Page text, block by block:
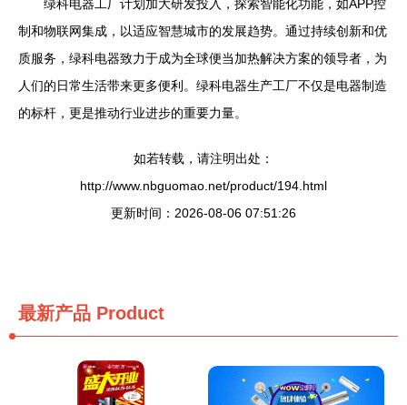
绿科电器工厂计划加大研发投入，探索智能化功能，如APP控
制和物联网集成，以适应智慧城市的发展趋势。通过持续创新和优
质服务，绿科电器致力于成为全球便当加热解决方案的领导者，为
人们的日常生活带来更多便利。绿科电器生产工厂不仅是电器制造
的标杆，更是推动行业进步的重要力量。
如若转载，请注明出处：
http://www.nbguomao.net/product/194.html
更新时间：2026-08-06 07:51:26
最新产品 Product